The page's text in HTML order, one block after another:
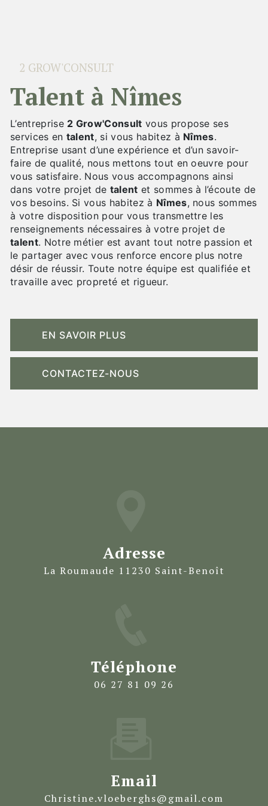
2 GROW'CONSULT
talent à Nîmes
L’entreprise 2 Grow'Consult vous propose ses
services en talent, si vous habitez à Nîmes.
Entreprise usant d’une expérience et d’un savoir-
faire de qualité, nous mettons tout en oeuvre pour
vous satisfaire. Nous vous accompagnons ainsi
dans votre projet de talent et sommes à l’écoute de
vos besoins. Si vous habitez à Nîmes, nous sommes
à votre disposition pour vous transmettre les
renseignements nécessaires à votre projet de
talent. Notre métier est avant tout notre passion et
le partager avec vous renforce encore plus notre
désir de réussir. Toute notre équipe est qualifiée et
travaille avec propreté et rigueur.
EN SAVOIR PLUS
CONTACTEZ-NOUS
Adresse
La Roumaude 11230 Saint-Benoît
Téléphone
06 27 81 09 26
Email
christine.vloeberghs@gmail.com